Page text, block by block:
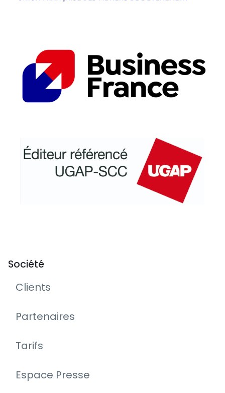
Société
Clients
Partenaires
Tarifs
Espace Presse